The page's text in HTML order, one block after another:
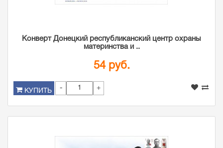
Конверт Донецкий республиканский центр охраны
материнства и ..
54 руб.
КУПИТЬ - +